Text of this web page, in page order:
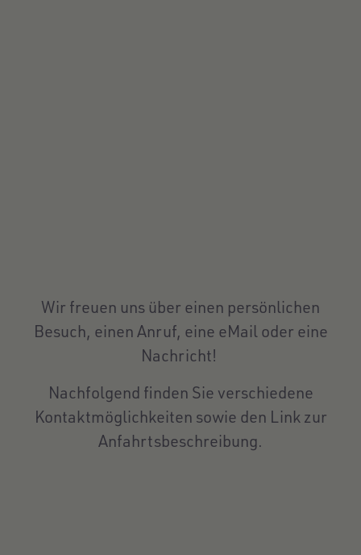
Wir freuen uns über einen persönlichen
Besuch, einen Anruf, eine eMail oder eine
Nachricht!
Nachfolgend finden Sie verschiedene
Kontaktmöglichkeiten sowie den Link zur
Anfahrtsbeschreibung.